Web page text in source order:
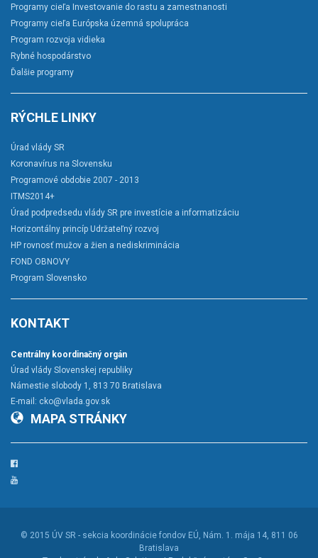
Programy cieľa Investovanie do rastu a zamestnanosti
Programy cieľa Európska územná spolupráca
Program rozvoja vidieka
Rybné hospodárstvo
Ďalšie programy
RÝCHLE LINKY
Úrad vlády SR
Koronavírus na Slovensku
Programové obdobie 2007 - 2013
ITMS2014+
Úrad podpredsedu vlády SR pre investície a informatizáciu
Horizontálny princíp Udržateľný rozvoj
HP rovnosť mužov a žien a nediskriminácia
FOND OBNOVY
Program Slovensko
KONTAKT
Centrálny koordinačný orgán
Úrad vlády Slovenskej republiky
Námestie slobody 1, 813 70 Bratislava
E-mail: cko@vlada.gov.sk
MAPA STRÁNKY
Facebook
YouTube
© 2015 ÚV SR - sekcia koordinácie fondov EÚ, Nám. 1. mája 14, 811 06
Bratislava